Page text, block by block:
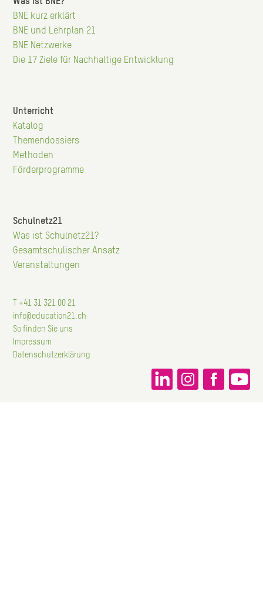
Hauptnavigation
BNE kurz erklärt
BNE und Lehrplan 21
BNE Netzwerke
Die 17 Ziele für Nachhaltige Entwicklung
Hauptnavigation
Unterricht
Katalog
Themendossiers
Methoden
Förderprogramme
Hauptnavigation
Schulnetz21
Was ist Schulnetz21?
Gesamtschulischer Ansatz
Veranstaltungen
T +41 31 321 00 21
info@education21.ch
So finden Sie uns
Impressum
Datenschutzerklärung